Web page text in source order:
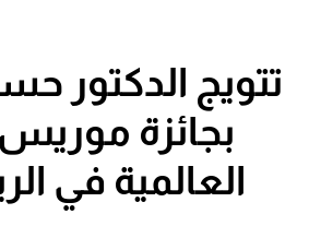
تتويج الدكتور
بجائزة
العالمية في